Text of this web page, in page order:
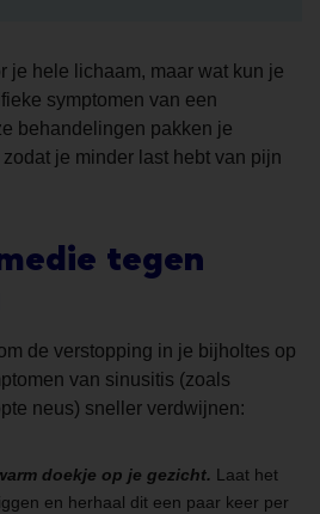
je hele lichaam, maar wat kun je
symptomen van een
behandelingen pakken je
je minder last hebt van pijn
tegen
de verstopping in je bijholtes op
van sinusitis (zoals
neus) sneller verdwijnen:
doekje op je gezicht. Laat het
en herhaal dit een paar keer per